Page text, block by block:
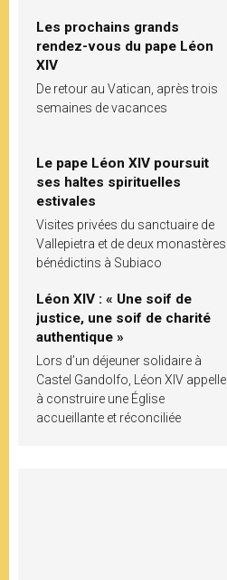
Les prochains grands
rendez-vous du pape Léon
XIV
De retour au Vatican, après trois
semaines de vacances
Le pape Léon XIV poursuit
ses haltes spirituelles
estivales
Visites privées du sanctuaire de
Vallepietra et de deux monastères
bénédictins à Subiaco
Léon XIV : « Une soif de
justice, une soif de charité
authentique »
Lors d’un déjeuner solidaire à
Castel Gandolfo, Léon XIV appelle
à construire une Église
accueillante et réconciliée